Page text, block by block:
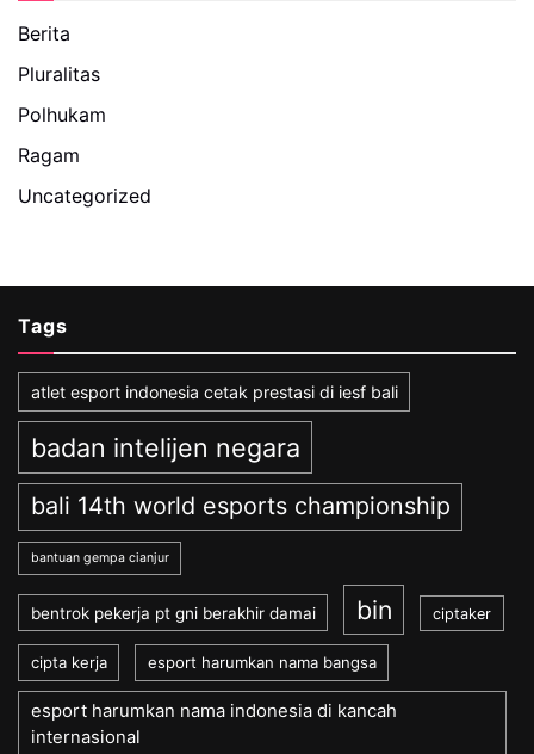
Berita
Pluralitas
Polhukam
Ragam
Uncategorized
Tags
atlet esport indonesia cetak prestasi di iesf bali
badan intelijen negara
bali 14th world esports championship
bantuan gempa cianjur
bentrok pekerja pt gni berakhir damai bin ciptaker
cipta kerja esport harumkan nama bangsa
esport harumkan nama indonesia di kancah
internasional